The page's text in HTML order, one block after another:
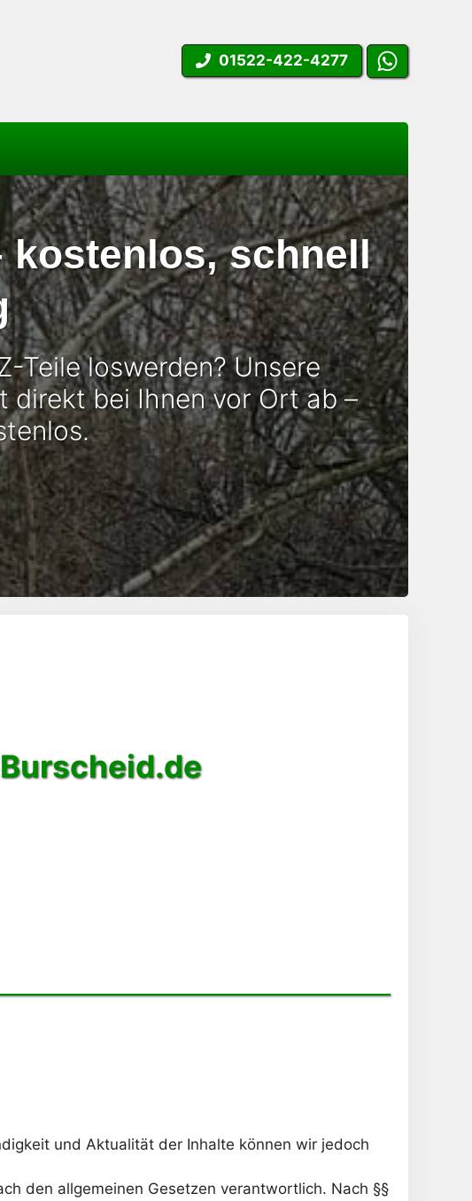
01522-422-4277
kostenlos, schnell
Teile loswerden? Unsere
bei Ihnen vor Ort ab –
und Aktualität der Inhalte können wir jedoch
den allgemeinen Gesetzen verantwortlich. Nach §§